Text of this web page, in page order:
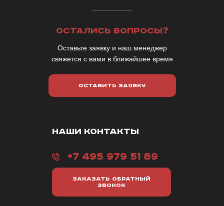
ОСТАЛИСЬ ВОПРОСЫ?
Оставьте заявку и наш менеджер
свяжется с вами в ближайшее время
ОСТАВИТЬ ЗАЯВКУ
НАШИ КОНТАКТЫ
+7 495 979 51 89
ЗАКАЗАТЬ ОБРАТНЫЙ
ЗВОНОК